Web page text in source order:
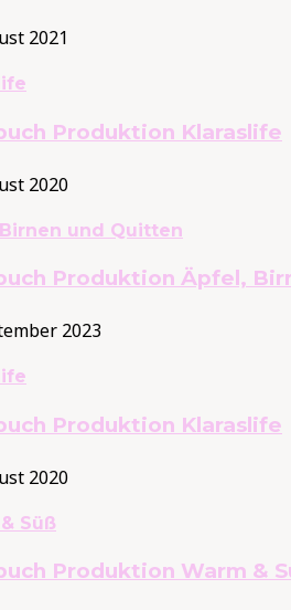
2021
Produktion Klaraslife
2020
und Quitten
Produktion Äpfel,
2023
Produktion Klaraslife
2020
Süß
Produktion Warm &